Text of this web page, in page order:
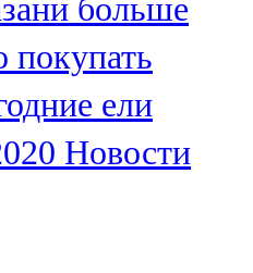
больше
покупать
ели
Новости